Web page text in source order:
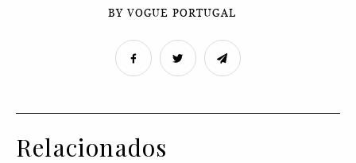
BY VOGUE PORTUGAL
Relacionados